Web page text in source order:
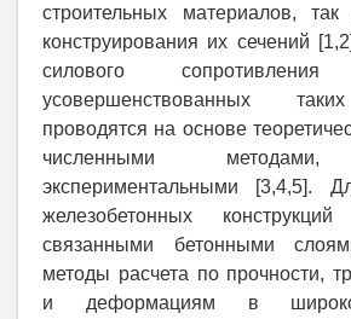
строительных материалов,
конструирования их сечений
силового
усовершенствованных
проводятся на основе
численными
экспериментальными [3,4,5].
железобетонных
связанными бетонными
методы расчета по прочности,
и деформациям в